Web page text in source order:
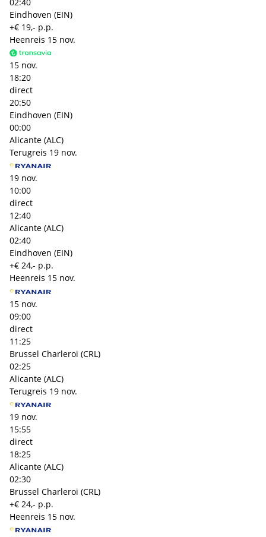
Eindhoven (EIN)
+€ 19,- p.p.
Heenreis 15 nov.
15 nov.
18:20
direct
20:50
Eindhoven (EIN)
00:00
Alicante (ALC)
Terugreis 19 nov.
19 nov.
10:00
direct
12:40
Alicante (ALC)
02:40
Eindhoven (EIN)
+€ 24,- p.p.
Heenreis 15 nov.
15 nov.
09:00
direct
11:25
Brussel Charleroi (CRL)
02:25
Alicante (ALC)
Terugreis 19 nov.
19 nov.
15:55
direct
18:25
Alicante (ALC)
02:30
Brussel Charleroi (CRL)
+€ 24,- p.p.
Heenreis 15 nov.